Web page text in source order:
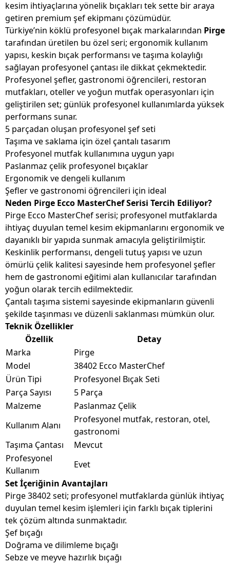
kesim ihtiyaçlarına yönelik bıçakları tek sette bir araya
getiren premium şef ekipmanı çözümüdür.
Türkiye’nin köklü profesyonel bıçak markalarından Pirge
tarafından üretilen bu özel seri; ergonomik kullanım
yapısı, keskin bıçak performansı ve taşıma kolaylığı
sağlayan profesyonel çantası ile dikkat çekmektedir.
Profesyonel şefler, gastronomi öğrencileri, restoran
mutfakları, oteller ve yoğun mutfak operasyonları için
geliştirilen set; günlük profesyonel kullanımlarda yüksek
performans sunar.
5 parçadan oluşan profesyonel şef seti
Taşıma ve saklama için özel çantalı tasarım
Profesyonel mutfak kullanımına uygun yapı
Paslanmaz çelik profesyonel bıçaklar
Ergonomik ve dengeli kullanım
Şefler ve gastronomi öğrencileri için ideal
Neden Pirge Ecco MasterChef Serisi Tercih Ediliyor?
Pirge Ecco MasterChef serisi; profesyonel mutfaklarda
ihtiyaç duyulan temel kesim ekipmanlarını ergonomik ve
dayanıklı bir yapıda sunmak amacıyla geliştirilmiştir.
Keskinlik performansı, dengeli tutuş yapısı ve uzun
ömürlü çelik kalitesi sayesinde hem profesyonel şefler
hem de gastronomi eğitimi alan kullanıcılar tarafından
yoğun olarak tercih edilmektedir.
Çantalı taşıma sistemi sayesinde ekipmanların güvenli
şekilde taşınması ve düzenli saklanması mümkün olur.
Teknik Özellikler
Özellik
Detay
Marka
Pirge
Model
38402 Ecco MasterChef
Ürün Tipi
Profesyonel Bıçak Seti
Parça Sayısı
5 Parça
Malzeme
Paslanmaz Çelik
Kullanım Alanı
Profesyonel mutfak, restoran, otel,
gastronomi
Taşıma Çantası
Mevcut
Profesyonel
Kullanım
Evet
Set İçeriğinin Avantajları
Pirge 38402 seti; profesyonel mutfaklarda günlük ihtiyaç
duyulan temel kesim işlemleri için farklı bıçak tiplerini
tek çözüm altında sunmaktadır.
Şef bıçağı
Doğrama ve dilimleme bıçağı
Sebze ve meyve hazırlık bıçağı